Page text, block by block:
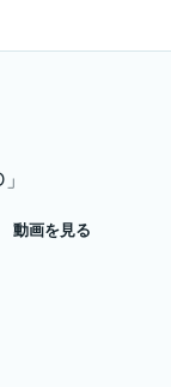
動画を見る